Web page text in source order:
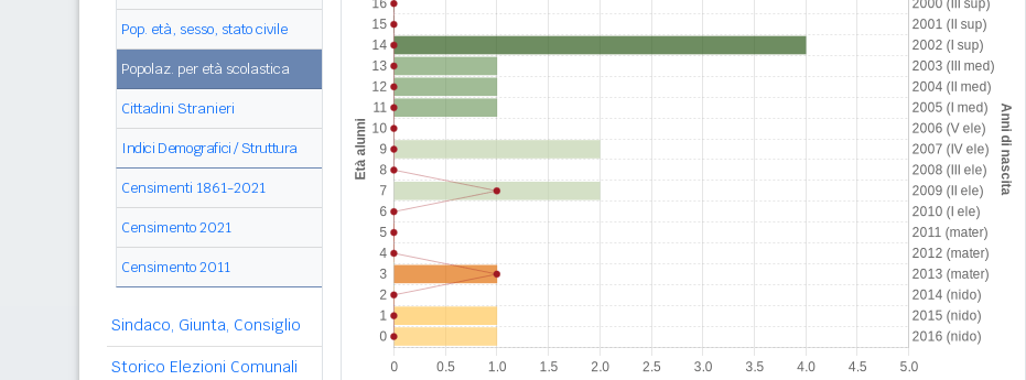
Pop. età, sesso, stato civile
Popolaz. per età scolastica
Cittadini Stranieri
Indici Demografici / Struttura
Censimenti 1861-2021
Censimento 2021
Censimento 2011
Sindaco, Giunta, Consiglio
Storico Elezioni Comunali